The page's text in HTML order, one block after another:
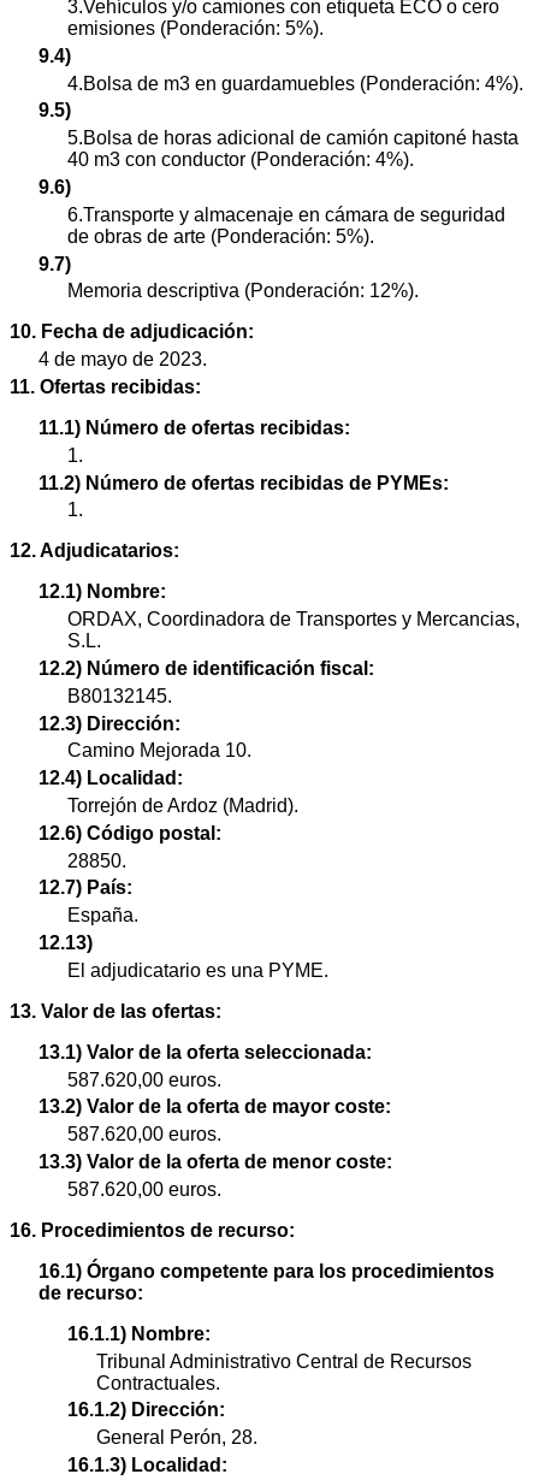
3.Vehículos y/o camiones con etiqueta ECO o cero
emisiones (Ponderación: 5%).
9.4)
4.Bolsa de m3 en guardamuebles (Ponderación: 4%).
9.5)
5.Bolsa de horas adicional de camión capitoné hasta
40 m3 con conductor (Ponderación: 4%).
9.6)
6.Transporte y almacenaje en cámara de seguridad
de obras de arte (Ponderación: 5%).
9.7)
Memoria descriptiva (Ponderación: 12%).
10. Fecha de adjudicación:
4 de mayo de 2023.
11. Ofertas recibidas:
11.1) Número de ofertas recibidas:
1.
11.2) Número de ofertas recibidas de PYMEs:
1.
12. Adjudicatarios:
12.1) Nombre:
ORDAX, Coordinadora de Transportes y Mercancias,
S.L.
12.2) Número de identificación fiscal:
B80132145.
12.3) Dirección:
Camino Mejorada 10.
12.4) Localidad:
Torrejón de Ardoz (Madrid).
12.6) Código postal:
28850.
12.7) País:
España.
12.13)
El adjudicatario es una PYME.
13. Valor de las ofertas:
13.1) Valor de la oferta seleccionada:
587.620,00 euros.
13.2) Valor de la oferta de mayor coste:
587.620,00 euros.
13.3) Valor de la oferta de menor coste:
587.620,00 euros.
16. Procedimientos de recurso:
16.1) Órgano competente para los procedimientos
de recurso:
16.1.1) Nombre:
Tribunal Administrativo Central de Recursos
Contractuales.
16.1.2) Dirección:
General Perón, 28.
16.1.3) Localidad: